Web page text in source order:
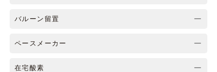
バルーン留置
ペースメーカー
在宅酸素